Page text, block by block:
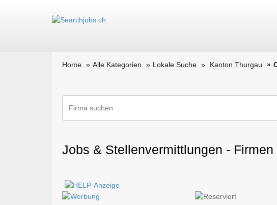
Home Alle Kategorien Lokale Suche Kanton Thurgau
Jobs & Stellenvermittlungen -